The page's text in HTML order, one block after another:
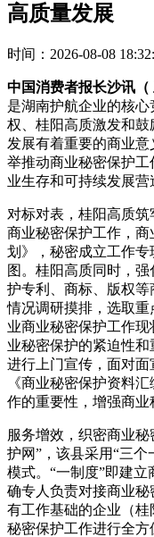
高质量发展
时间：2026-08-08
中国消费者报长沙讯（
是湖南护航企业的核
权、桂阳高质激发和
发展有着重要的商业
举推动商业秘密保护
业生存和可持续发展营
对标对表，桂阳高质
商业秘密保护工作，
划》，秘密成立工作
图。桂阳高质同时，
护专利、商标、版权
情况调研摸排，选取
业商业秘密保护工作
业秘密保护的紧迫性
进行上门宣传，面对
《商业秘密保护资料
作的重要性，增强商业
服务增效，织密商业
护网”，该县采用“三个
模式。“一制度”即建
确专人负责对接商业秘
有工作基础的企业（
秘密保护工作进行全